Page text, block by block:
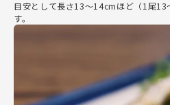
目安として長さ13～14cmほど（1尾
す。